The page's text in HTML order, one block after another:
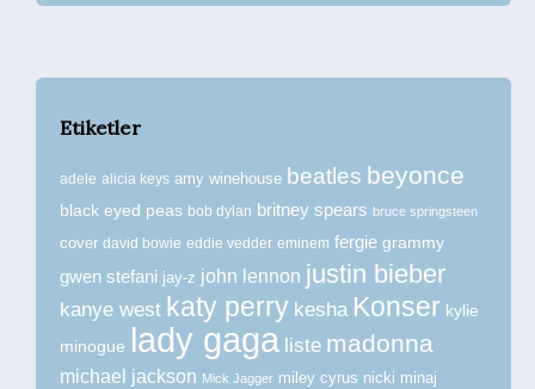
Etiketler
adele alicia keys amy winehouse beatles beyonce
black eyed peas bob dylan britney spears bruce springsteen
cover david bowie eddie vedder eminem fergie grammy
gwen stefani jay-z john lennon justin bieber
kanye west katy perry kesha Konser kylie
minogue
lady gaga liste madonna
michael jackson Mick Jagger miley cyrus nicki minaj